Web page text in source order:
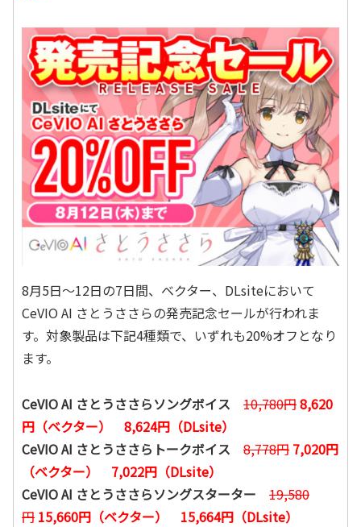
8月5日～12日の7日間、ベクター、DLsiteにおいて
CeVIO AI さとうささらの発売記念セールが行われま
す。対象製品は下記4種類で、いずれも20%オフとなり
ます。
CeVIO AI さとうささらソングボイス 10,780円8,620
円（ベクター） 8,624円（DLsite）
CeVIO AI さとうささらトークボイス 8,778円 7,020円
（ベクター） 7,022円（DLsite）
CeVIO AI さとうささらソングスターター 19,580
円 15,660円（ベクター） 15,664円（DLsite）